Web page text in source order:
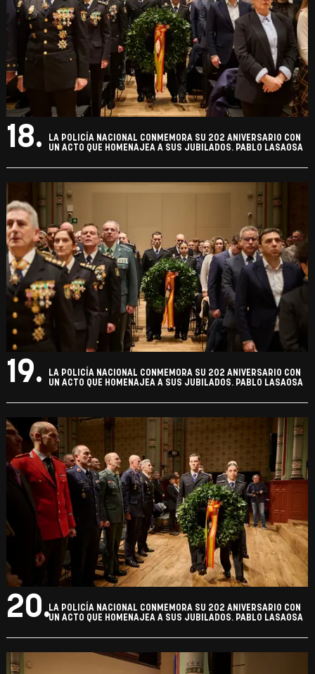
18.
LA POLICÍA NACIONAL CONMEMORA SU 202 ANIVERSARIO CON
UN ACTO QUE HOMENAJEA A SUS JUBILADOS. PABLO LASAOSA
19.
LA POLICÍA NACIONAL CONMEMORA SU 202 ANIVERSARIO CON
UN ACTO QUE HOMENAJEA A SUS JUBILADOS. PABLO LASAOSA
20.LA POLICÍA NACIONAL CONMEMORA SU 202 ANIVERSARIO CON
UN ACTO QUE HOMENAJEA A SUS JUBILADOS. PABLO LASAOSA